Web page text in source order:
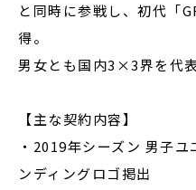
と同時に参戦し、初代「
得。
男女とも国内3×3界を代表
【主な契約内容】
・2019年シーズン 男子
ンディングロゴ掲出